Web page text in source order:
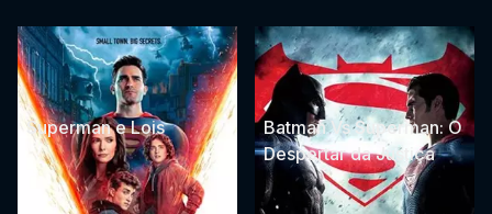
Superman e Lois
Batman Vs Superman: O
Despertar da Justiça